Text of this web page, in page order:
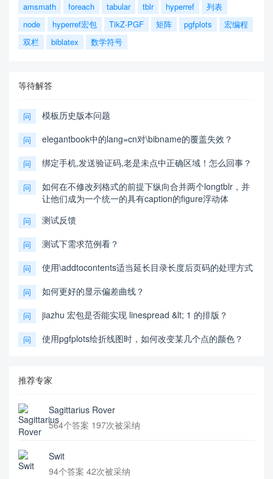
amsmath
foreach tabular tblr hyperref
列表
node
hyperref宏包 TikZ-PGF 矩阵 pgfplots
宏编程
双栏
biblatex 数学符号
等待解答
问 模板历史版本问题
问 elegantbook中的lang=cn对\bibname的覆盖失效？
问 绑定手机,发送验证码,老是未点中正确区域！怎么回事？
问
如何在不修改列格式的前提下纵向合并两个longtblr，并
让他们成为一个统一的具有caption的figure浮动体
问 测试反馈
问 测试下需求范例看？
问 使用\addtocontents适当延长目录长度后页码的处理方式
问 如何更好的显示偏差曲线？
问 jiazhu 宏包是否能实现 linespread &lt; 1 的排版？
问 使用pgfplots绘折线图时，如何改变某几个点的颜色？
推荐专家
Sagittarius Rover
564个答案 197次被采纳
Swit
94个答案 42次被采纳